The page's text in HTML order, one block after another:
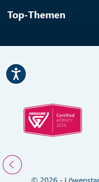
Top-Themen